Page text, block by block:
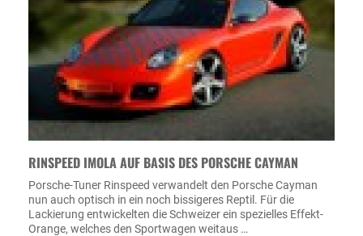
RINSPEED IMOLA AUF BASIS DES PORSCHE CAYMAN
Porsche-Tuner Rinspeed verwandelt den Porsche Cayman
nun auch optisch in ein noch bissigeres Reptil. Für die
Lackierung entwickelten die Schweizer ein spezielles Effekt-
Orange, welches den Sportwagen weitaus …